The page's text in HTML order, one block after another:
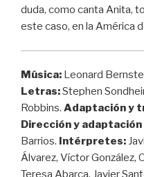
duda, como canta Anita,
este caso, en la América
Música: Leonard
Letras:Stephen
Robbins. Adaptación y
Dirección y
Barrios. Intérpretes:
Álvarez, Víctor González,
Teresa Abarca, Javier